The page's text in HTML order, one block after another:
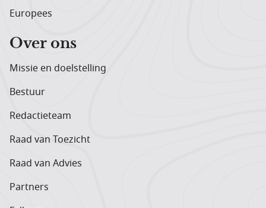
Europees
Over ons
Missie en doelstelling
Bestuur
Redactieteam
Raad van Toezicht
Raad van Advies
Partners